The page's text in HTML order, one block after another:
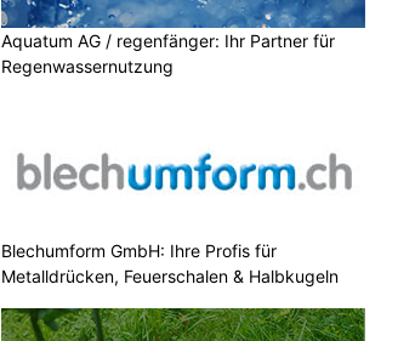
Aquatum AG / regenfänger: Ihr Partner für
Regenwassernutzung
Blechumform GmbH: Ihre Profis für
Metalldrücken, Feuerschalen & Halbkugeln